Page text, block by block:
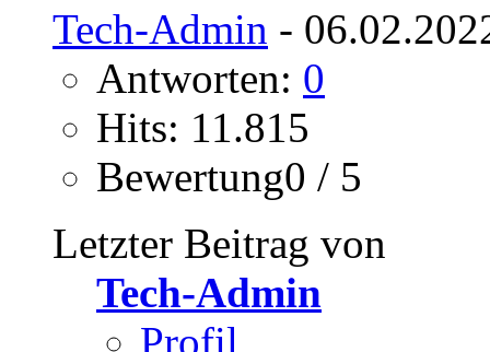
Tech-Admin -
Antworten: 0
Hits: 11.815
Bewertung0 / 5
Letzter Beitrag von
Tech-Admin
Profil